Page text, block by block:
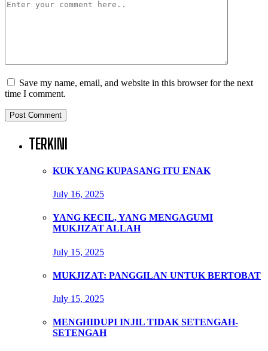
Save my name, email, and website in this browser for the next
time I comment.
TERKINI
KUK YANG KUPASANG ITU ENAK
July 16, 2025
YANG KECIL, YANG MENGAGUMI
MUKJIZAT ALLAH
July 15, 2025
MUKJIZAT: PANGGILAN UNTUK BERTOBAT
July 15, 2025
MENGHIDUPI INJIL TIDAK SETENGAH-
SETENGAH